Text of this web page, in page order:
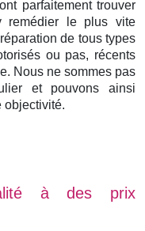
parfaitement trouver
remédier le plus vite
de tous types
ou pas, récents
Nous ne sommes pas
et pouvons ainsi
objectivité.
à des prix